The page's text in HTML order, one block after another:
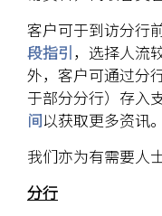
口）
屯门分行
屯门乡事会道52-62号
出口）
客户可于到访分行
段指引，选择人流
外，客户可通过分
于部分分行）存入
间以获取更多资讯。
我们亦为有需要人
分行